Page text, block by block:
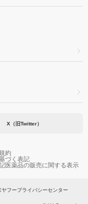
X（旧Twitter）
約
づく表記
医薬品の販売に関する表示
ヤフープライバシーセンター